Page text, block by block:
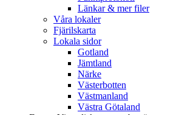
Länkar & mer filer
Våra lokaler
Fjärilskarta
Lokala sidor
Gotland
Jämtland
Närke
Västerbotten
Västmanland
Västra Götaland